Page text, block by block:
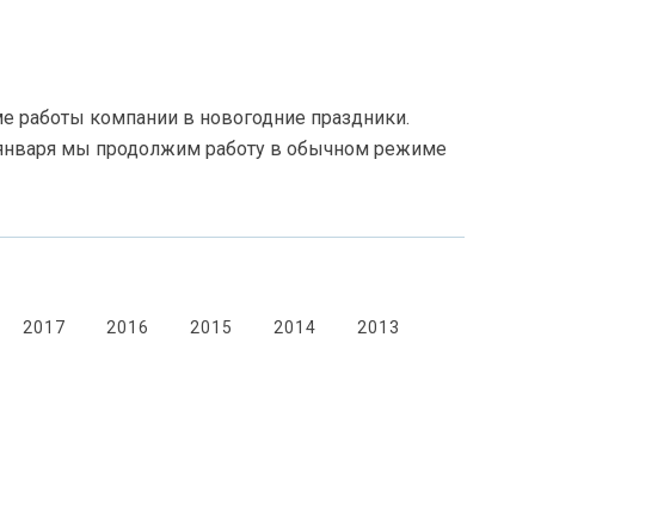
компании в новогодние праздники.
мы продолжим работу в обычном режиме
2017 2016 2015 2014 2013